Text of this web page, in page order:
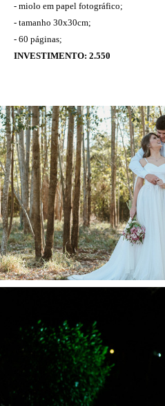
- miolo em papel fotográfico;
- tamanho 30x30cm;
- 60 páginas;
INVESTIMENTO: 2.550